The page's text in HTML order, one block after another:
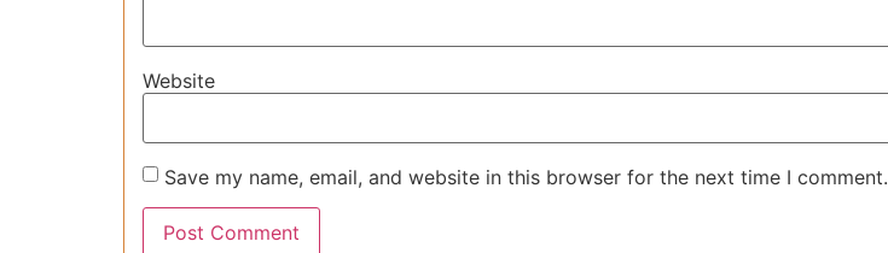
Website
Save my name, email, and website in this browser for the next time I comment.